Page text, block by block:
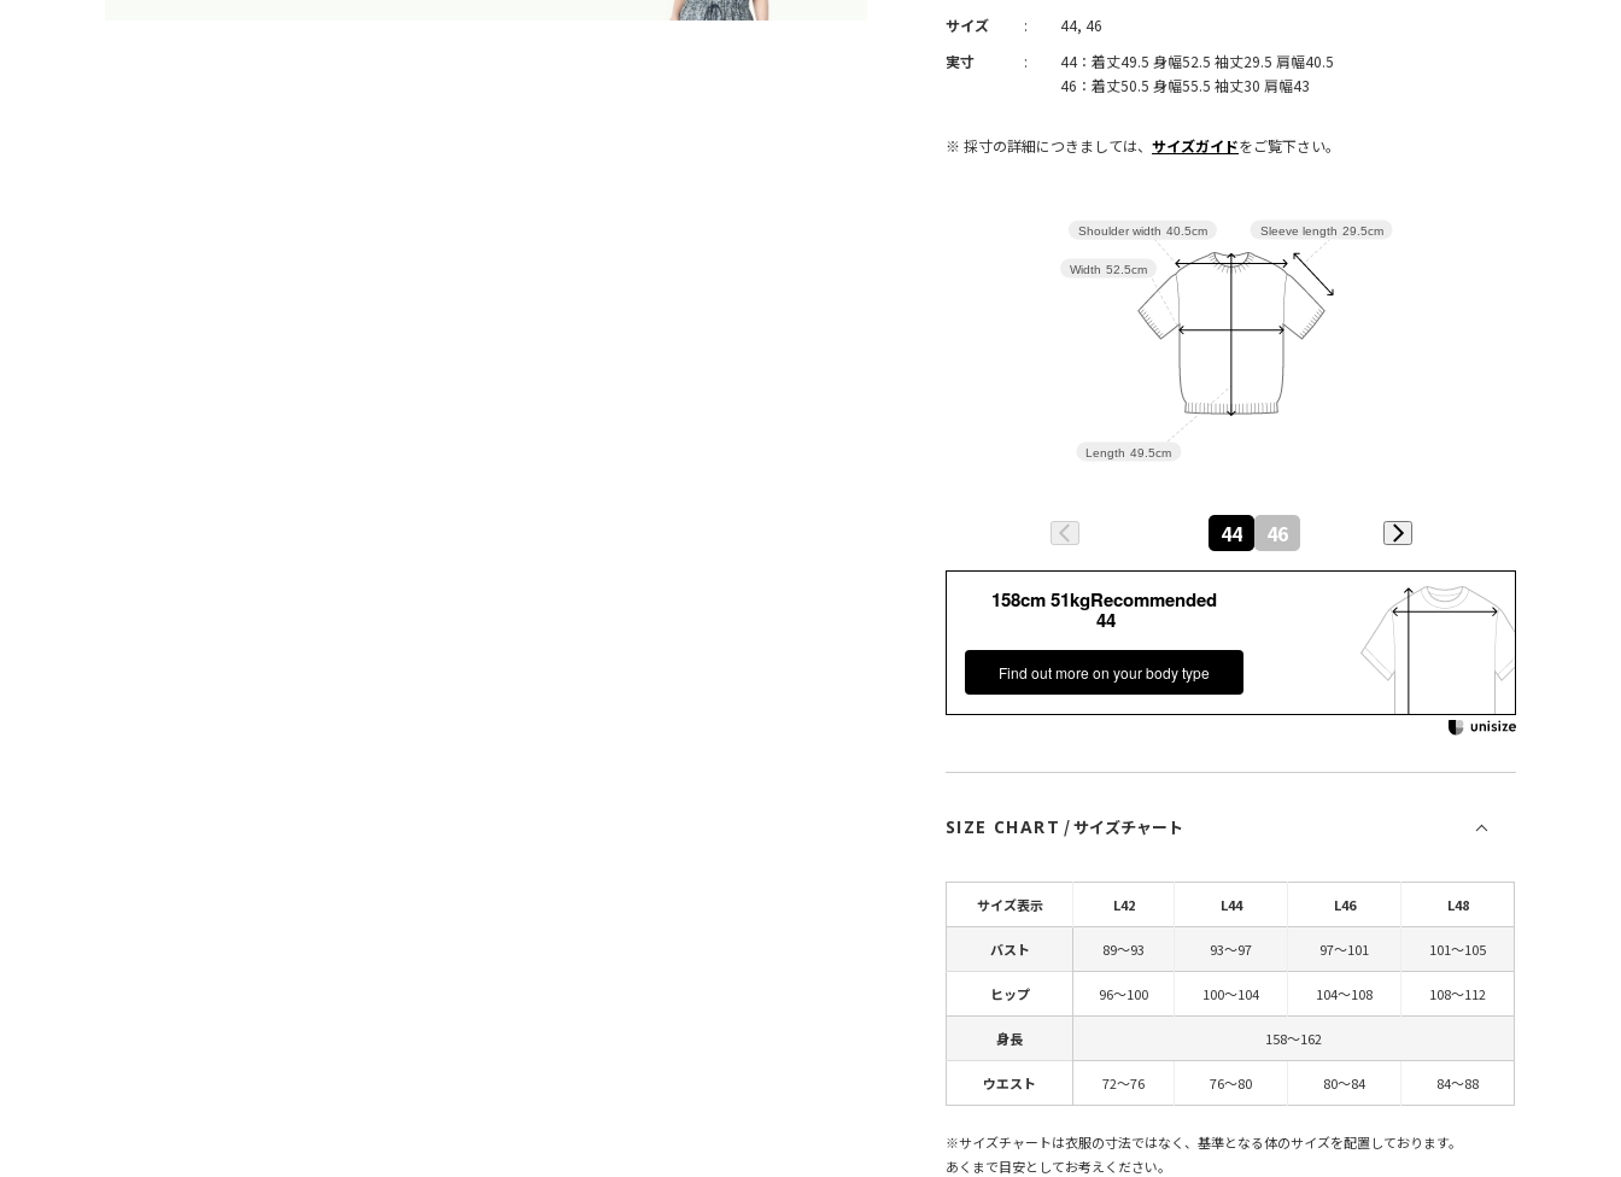
サイズ
:
44, 46
実寸
:
44：着丈49.5 身幅52.5 袖丈29.5 肩幅40.5
46：着丈50.5 身幅55.5 袖丈30 肩幅43
※ 採寸の詳細につきましては、サイズガイドをご覧下さい。
Sleeve length 29.5cm
Length 49.5cm
Width 52.5cm
Shoulder width 40.5cm
44 46
158cm 51kgRecommended
44
Find out more on your body type
SIZE CHART / サイズチャート
サイズ表示 L42 L44 L46 L48
バスト 89～93 93～97 97～101 101～105
ヒップ 96～100 100～104 104～108 108～112
身長 158～162
ウエスト 72～76 76～80 80～84 84～88
※サイズチャートは衣服の寸法ではなく、基準となる体のサイズを配置しております。
あくまで目安としてお考えください。